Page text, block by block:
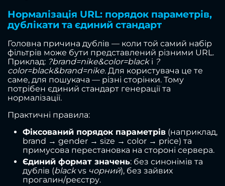
Нормалізація URL: порядок параметрів,
дублікати та єдиний стандарт
Головна причина дублів — коли той самий набір
фільтрів може бути представлений різними URL.
Приклад: ?brand=nike&color=blackі ?
color=black&brand=nike. Для користувача це те
саме, для пошукача — різні сторінки. Тому
потрібен єдиний стандарт генерації та
нормалізації.
Практичні правила:
Фіксований порядок параметрів (наприклад,
brand → gender → size → color → price) та
примусова перестановка на стороні сервера.
Єдиний формат значень: без синонімів та
дублів (blackvs чорний), без зайвих
прогалин/реєстру.